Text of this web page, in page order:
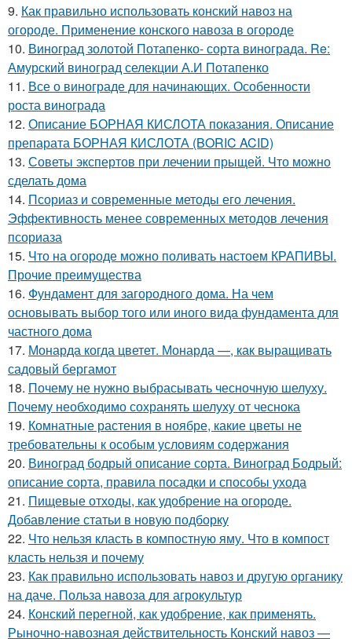
9. Как правильно использовать конский навоз на
огороде. Применение конского навоза в огороде
10. Виноград золотой Потапенко- сорта винограда. Re:
Амурский виноград селекции А.И Потапенко
11. Все о винограде для начинающих. Особенности
роста винограда
12. Описание БОРНАЯ КИСЛОТА показания. Описание
препарата БОРНАЯ КИСЛОТА (BORIC ACID)
13. Советы экспертов при лечении прыщей. Что можно
сделать дома
14. Псориаз и современные методы его лечения.
Эффективность менее современных методов лечения
псориаза
15. Что на огороде можно поливать настоем КРАПИВЫ.
Прочие преимущества
16. Фундамент для загородного дома. На чем
основывать выбор того или иного вида фундамента для
частного дома
17. Монарда когда цветет. Монарда —, как выращивать
садовый бергамот
18. Почему не нужно выбрасывать чесночную шелуху.
Почему необходимо сохранять шелуху от чеснока
19. Комнатные растения в ноябре, какие цветы не
требовательны к особым условиям содержания
20. Виноград бодрый описание сорта. Виноград Бодрый:
описание сорта, правила посадки и способы ухода
21. Пищевые отходы, как удобрение на огороде.
Добавление статьи в новую подборку
22. Что нельзя класть в компостную яму. Что в компост
класть нельзя и почему
23. Как правильно использовать навоз и другую органику
на даче. Польза навоза для агрокультур
24. Конский перегной, как удобрение, как применять.
Рыночно-навозная действительность Конский навоз —